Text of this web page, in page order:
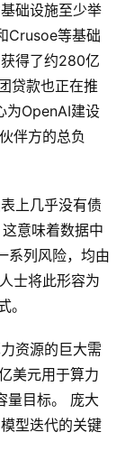
础设施至少举
Crusoe等基础
得了约280亿
贷款也正在推
为OpenAI建设
伴方的总负
上几乎没有债
意味着数据中
系列风险，均由
士将此形容为
。
资源的巨大需
美元用于算力
量目标。 庞大
型迭代的关键